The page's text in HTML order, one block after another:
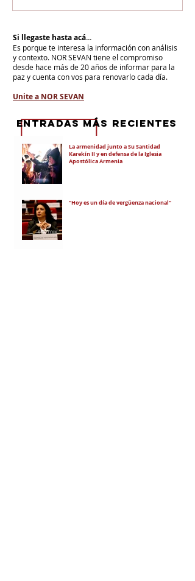
Si llegaste hasta acá...
Es porque te interesa la información con análisis
y contexto. NOR SEVAN tiene el compromiso
desde hace más de 20 años de informar para la
paz y cuenta con vos para renovarlo cada día.
Unite a NOR SEVAN
La armenidad junto a Su Santidad
Karekín II y en defensa de la Iglesia
Apostólica Armenia
"Hoy es un día de vergüenza nacional"
eNTRADAS MÁS RECIENTES